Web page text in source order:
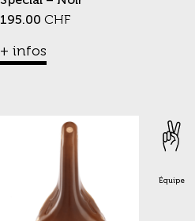
Équipe
195.00CHF
+ infos